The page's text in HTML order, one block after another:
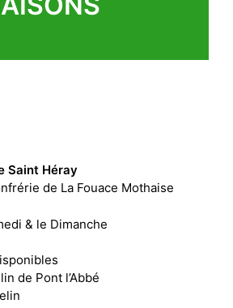
Saint Héray
de La Fouace Mothaise
& le Dimanche
de Pont l’Abbé